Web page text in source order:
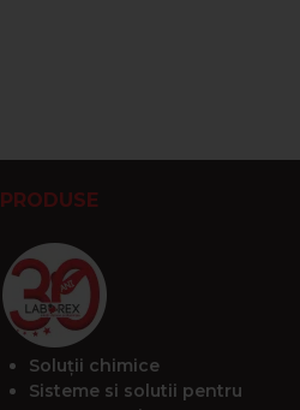
PRODUSE
Soluții chimice
Sisteme si solutii pentru